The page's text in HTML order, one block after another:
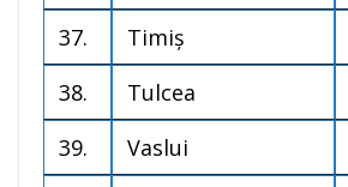
37.
Timiș
38.
Tulcea
39.
Vaslui